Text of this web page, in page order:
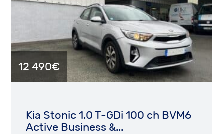
12 490€
Kia Stonic 1.0 T-GDi 100 ch BVM6
Active Business &...